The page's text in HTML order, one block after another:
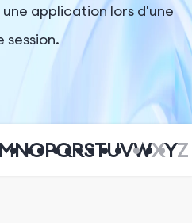
application lors d'une
session.
NOPQRSTUVWXYZ